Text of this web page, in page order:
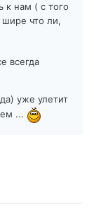
к нам ( с того
шире что ли,
всегда
уже улетит
...